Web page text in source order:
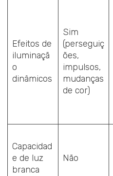
Efeitos de
iluminaçã
o
dinâmicos
Sim
(perseguiç
ões,
impulsos,
mudanças
de cor)
Capacidad
e de luz
branca
Não